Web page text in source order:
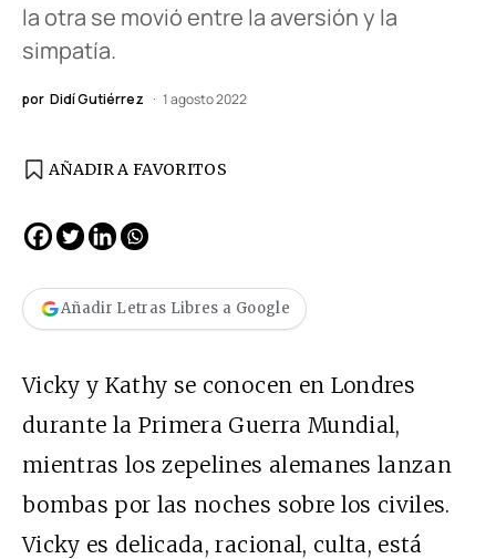
la otra se movió entre la aversión y la
simpatía.
por Didí Gutiérrez 1 agosto 2022
AÑADIR A FAVORITOS
Añadir Letras Libres a Google
Vicky y Kathy se conocen en Londres
durante la Primera Guerra Mundial,
mientras los zepelines alemanes lanzan
bombas por las noches sobre los civiles.
Vicky es delicada, racional, culta, está